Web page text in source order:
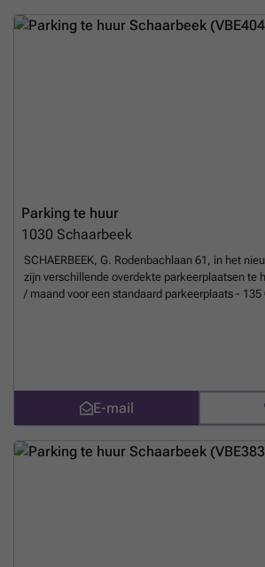
Parking te huur
1030 Schaarbeek
SCHAERBEEK, G. Rodenbachlaan 61, in het
zijn verschillende overdekte parkeerplaatsen te
/ maand voor een standaard parkeerplaats - 135
E-mail